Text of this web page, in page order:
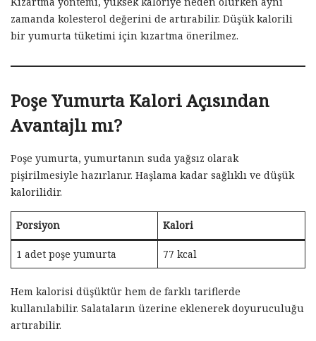
zamanda kolesterol değerini de artırabilir. Düşük kalorili
bir yumurta tüketimi için kızartma önerilmez.
Poşe Yumurta Kalori Açısından
Avantajlı mı?
Poşe yumurta, yumurtanın suda yağsız olarak
pişirilmesiyle hazırlanır. Haşlama kadar sağlıklı ve düşük
kalorilidir.
Porsiyon Kalori
1 adet poşe yumurta 77 kcal
Hem kalorisi düşüktür hem de farklı tariflerde
kullanılabilir. Salataların üzerine eklenerek doyuruculuğu
artırabilir.